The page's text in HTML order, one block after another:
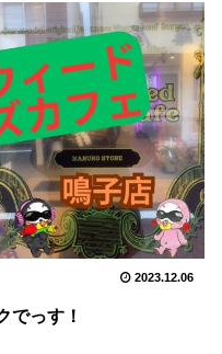
2023.12.06
でっす！